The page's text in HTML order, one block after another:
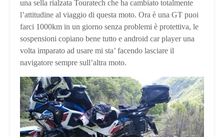
una sella rialzata Touratech che ha cambiato totalmente
l’attitudine al viaggio di questa moto. Ora è una GT puoi
farci 1000km in un giorno senza problemi è protettiva, le
sospensioni copiano bene tutto e android car player una
volta imparato ad usare mi sta’ facendo lasciare il
navigatore sempre sull’altra moto.